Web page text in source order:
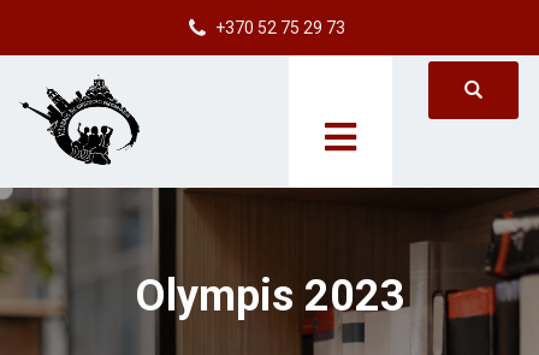
+370 52 75 29 73
Olympis 2023